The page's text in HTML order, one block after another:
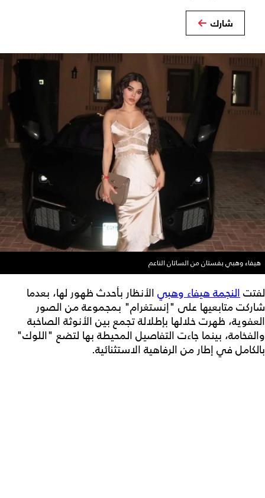
شارك
هيفاء وهبي بفستان من الساتان الناعم
لفتتالنجمة هيفاء وهبي الأنظار بأحدث ظهور لها، بعدما
شاركت متابعيها على "إنستغرام" بمجموعة من الصور
العفوية، ظهرت خلالها بإطلالة تجمع بين الأنوثة الصاخبة
والفخامة، بينما جاءت التفاصيل المحيطة بها لتضع "اللوك"
بالكامل في إطار من الرفاهية الاستثنائية.